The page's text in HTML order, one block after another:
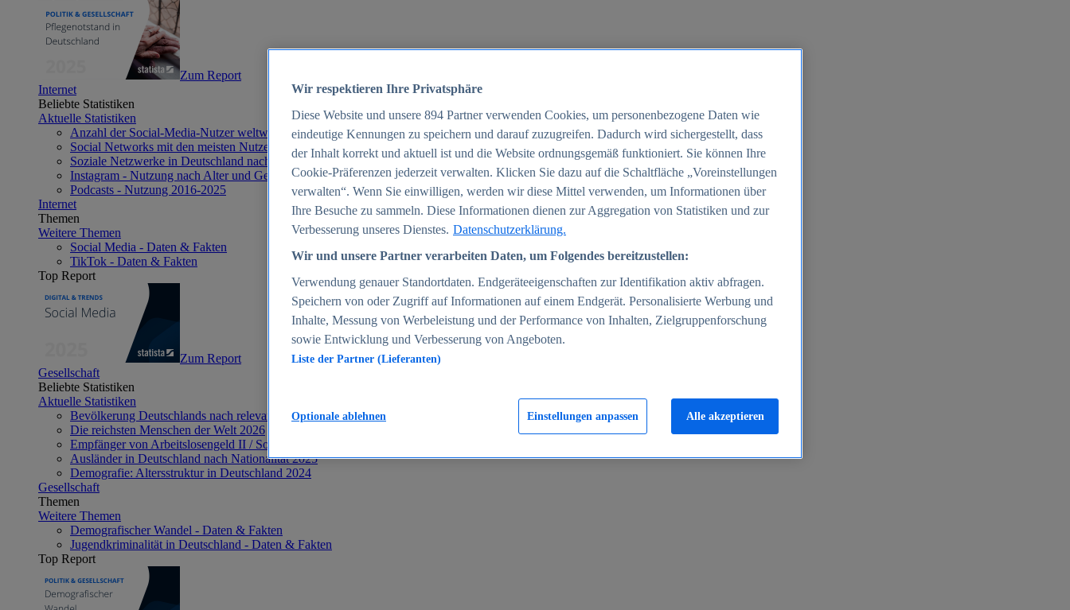
Zum Report
Internet
Beliebte Statistiken
Aktuelle Statistiken
Anzahl der Social-Media-Nutzer weltweit 2012-2025
Social Networks mit den meisten Nutzern weltweit 2025
Soziale Netzwerke in Deutschland nach Generationen 2025
Instagram - Nutzung nach Alter und Geschlecht in Deutschland 2025
Podcasts - Nutzung 2016-2025
Internet
Themen
Weitere Themen
Social Media - Daten & Fakten
TikTok - Daten & Fakten
Top Report
Zum Report
Gesellschaft
Beliebte Statistiken
Aktuelle Statistiken
Bevölkerung Deutschlands nach relevanten Altersgruppen 2024
Die reichsten Menschen der Welt 2026
Empfänger von Arbeitslosengeld II / Sozialgeld / Bürgergeld in Deutschland 2005-2025
Ausländer in Deutschland nach Nationalität 2025
Demografie: Altersstruktur in Deutschland 2024
Gesellschaft
Themen
Weitere Themen
Demografischer Wandel - Daten & Fakten
Jugendkriminalität in Deutschland - Daten & Fakten
Top Report
Wir respektieren Ihre Privatsphäre
Diese Website und unsere 894 Partner verwenden Cookies, um personenbezogene Daten wie
eindeutige Kennungen zu speichern und darauf zuzugreifen. Dadurch wird sichergestellt, dass
der Inhalt korrekt und aktuell ist und die Website ordnungsgemäß funktioniert. Sie können Ihre
Cookie-Präferenzen jederzeit verwalten. Klicken Sie dazu auf die Schaltfläche „Voreinstellungen
verwalten“. Wenn Sie einwilligen, werden wir diese Mittel verwenden, um Informationen über
Ihre Besuche zu sammeln. Diese Informationen dienen zur Aggregation von Statistiken und zur
Verbesserung unseres Dienstes. Datenschutzerklärung.
Wir und unsere Partner verarbeiten Daten, um Folgendes bereitzustellen:
Verwendung genauer Standortdaten. Endgeräteeigenschaften zur Identifikation aktiv abfragen.
Speichern von oder Zugriff auf Informationen auf einem Endgerät. Personalisierte Werbung und
Inhalte, Messung von Werbeleistung und der Performance von Inhalten, Zielgruppenforschung
sowie Entwicklung und Verbesserung von Angeboten.
Liste der Partner (Lieferanten)
Einstellungen anpassen
Optionale ablehnen Alle akzeptieren